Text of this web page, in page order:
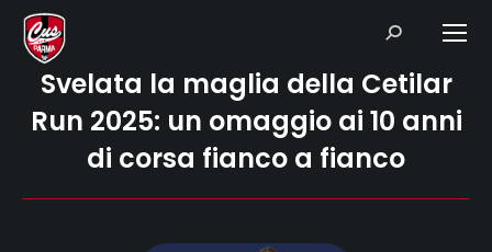
Search:
Svelata la maglia della Cetilar
Run 2025: un omaggio ai 10 anni
di corsa fianco a fianco